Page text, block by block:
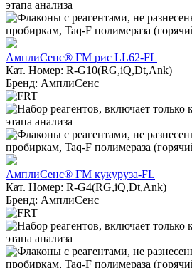
АмплиСенс® ГМ рис LL62-FL
Кат. Номер: R-G10(RG,iQ,Dt,Ank)
Бренд: АмплиСенс
АмплиСенс® ГМ кукуруза-FL
Кат. Номер: R-G4(RG,iQ,Dt,Ank)
Бренд: АмплиСенс